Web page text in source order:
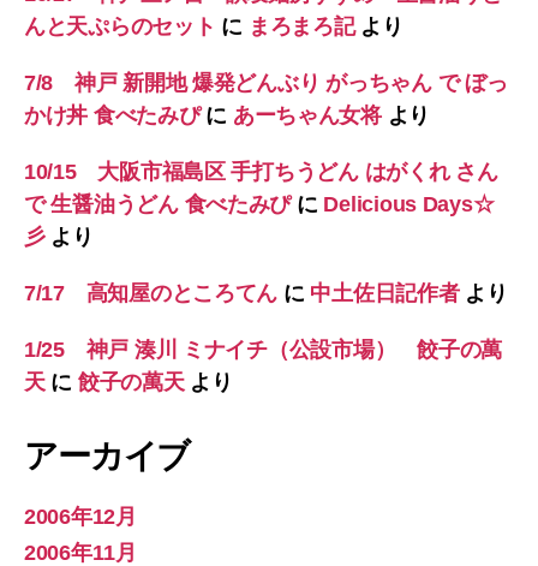
んと天ぷらのセット に まろまろ記より
7/8 神戸 新開地 爆発どんぶり がっちゃん で ぼっ
かけ丼 食べたみぴに あーちゃん女将より
10/15 大阪市福島区 手打ちうどん はがくれ さん
で 生醤油うどん 食べたみぴに Delicious Days☆
彡より
7/17 高知屋のところてん に 中土佐日記作者より
1/25 神戸 湊川 ミナイチ（公設市場） 餃子の萬
天に 餃子の萬天より
アーカイブ
2006年12月
2006年11月